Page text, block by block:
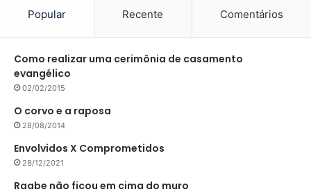
Popular Recente Comentários
Como realizar uma cerimônia de casamento
evangélico
02/02/2015
O corvo e a raposa
28/08/2014
Envolvidos X Comprometidos
28/12/2021
Raabe não ficou em cima do muro